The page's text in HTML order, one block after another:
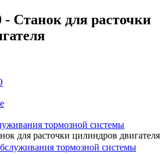
- Станок для расточки
тормозной системы
для расточки цилиндров двигателя
тормозной системы